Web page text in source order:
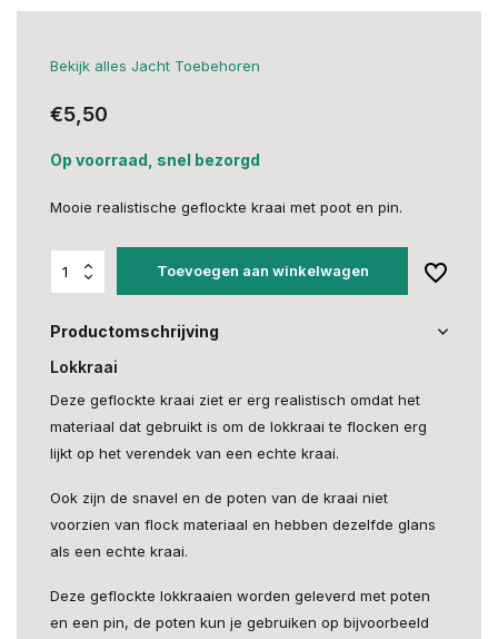
Bekijk alles Jacht Toebehoren
€5,50
Op voorraad, snel bezorgd
Mooie realistische geflockte kraai met poot en pin.
Toevoegen aan winkelwagen
Productomschrijving
Lokkraai
Deze geflockte kraai ziet er erg realistisch omdat het
materiaal dat gebruikt is om de lokkraai te flocken erg
lijkt op het verendek van een echte kraai.
Ook zijn de snavel en de poten van de kraai niet
voorzien van flock materiaal en hebben dezelfde glans
als een echte kraai.
Deze geflockte lokkraaien worden geleverd met poten
en een pin, de poten kun je gebruiken op bijvoorbeeld